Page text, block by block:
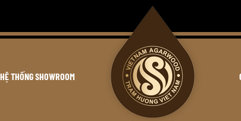
HỆ THỐNG SHOWROOM